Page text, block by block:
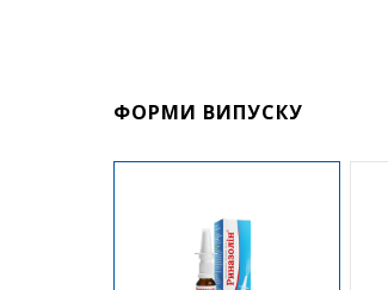
ФОРМИ ВИПУСКУ